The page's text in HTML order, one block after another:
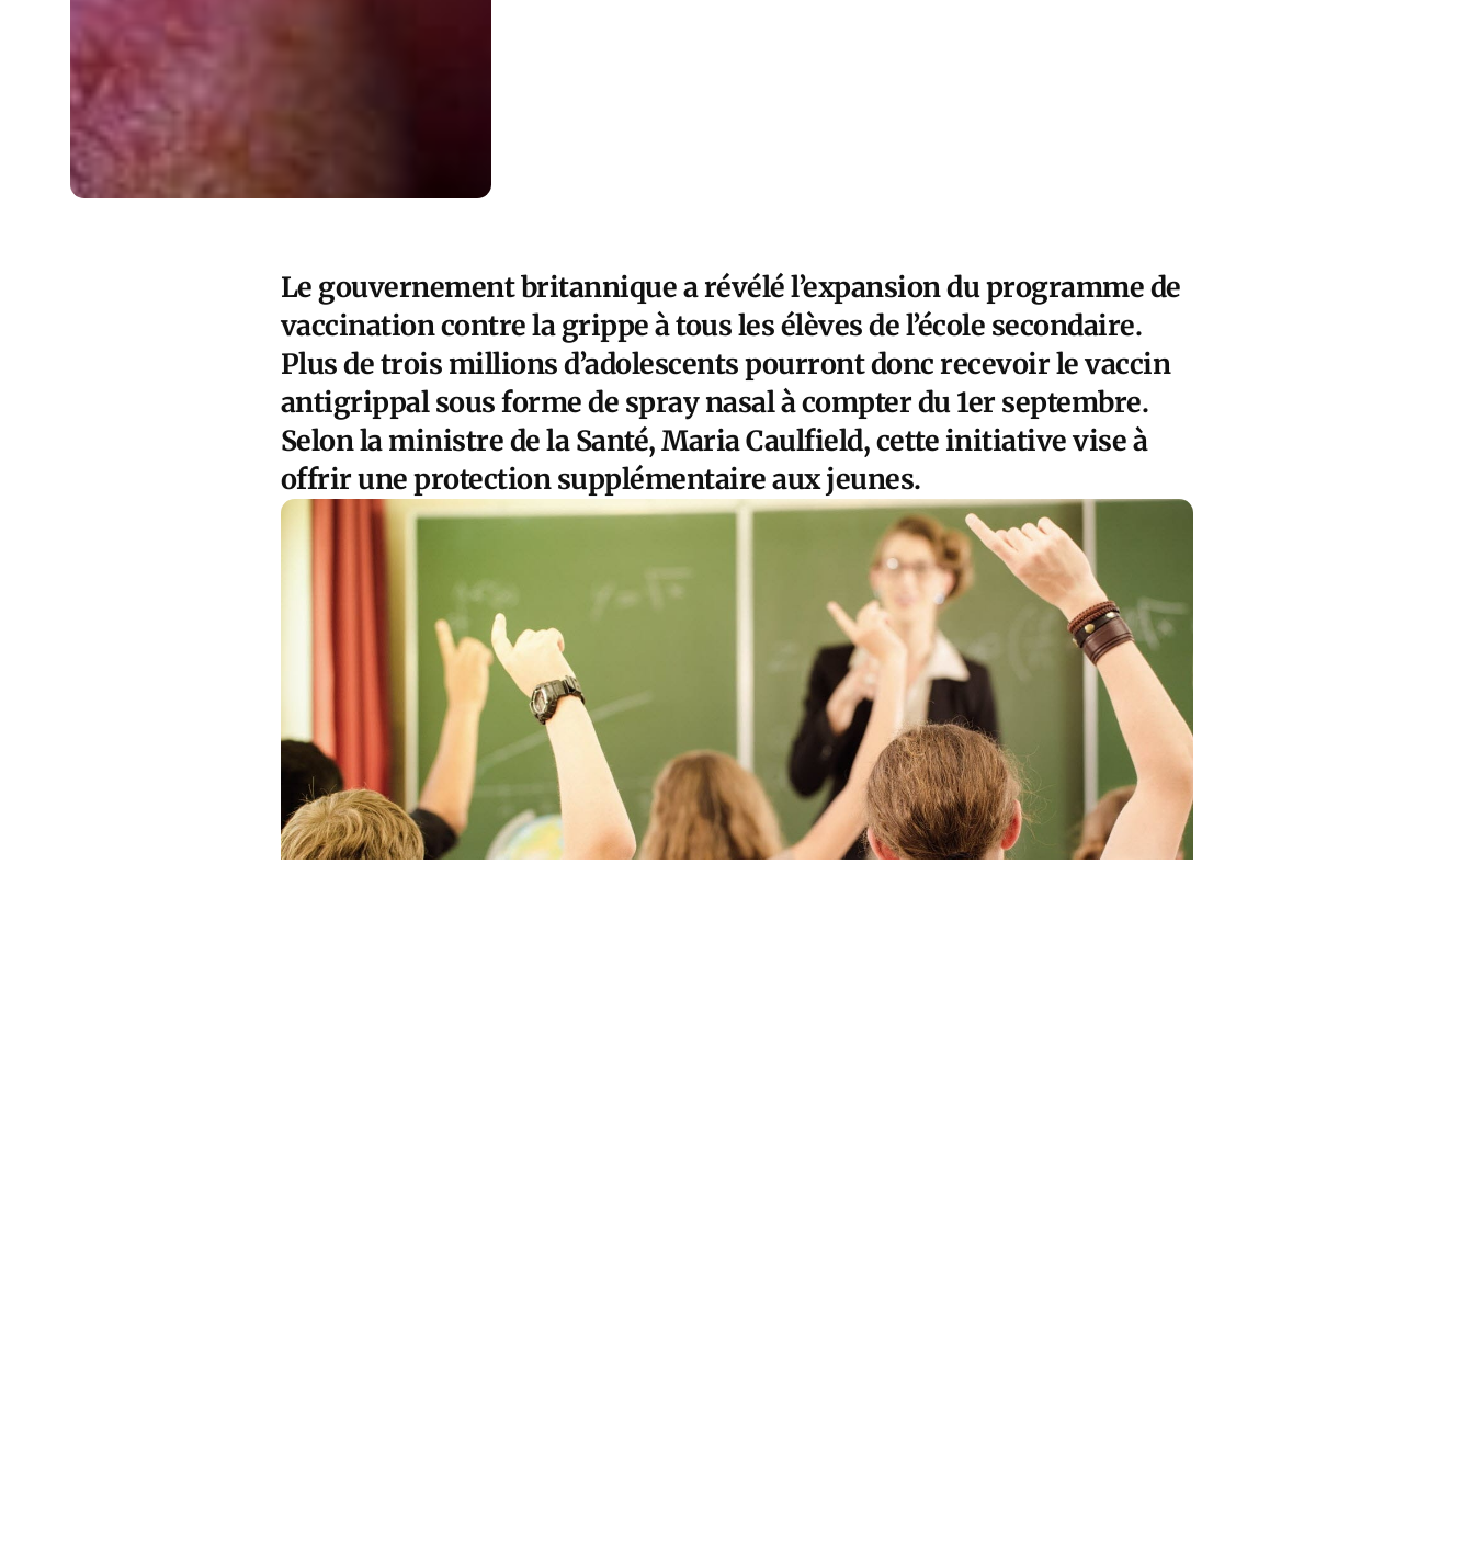
Le gouvernement britannique a révélé l’expansion du programme de
vaccination contre la grippe à tous les élèves de l’école secondaire.
Plus de trois millions d’adolescents pourront donc recevoir le vaccin
antigrippal sous forme de spray nasal à compter du 1er septembre.
Selon la ministre de la Santé, Maria Caulfield, cette initiative vise à
offrir une protection supplémentaire aux jeunes.